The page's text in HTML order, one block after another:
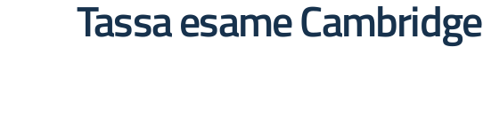
Tassa esame Cambridge